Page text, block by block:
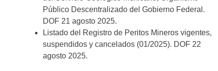
Público Descentralizado del Gobierno Federal.
DOF 21 agosto 2025.
Listado del Registro de Peritos Mineros vigentes,
suspendidos y cancelados (01/2025). DOF 22
agosto 2025.